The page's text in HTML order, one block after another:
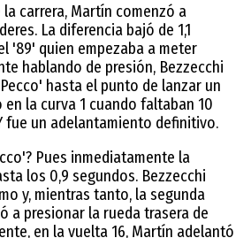
carrera, Martín comenzó a
La diferencia bajó de 1,1
'89' quien empezaba a meter
hablando de presión, Bezzecchi
hasta el punto de lanzar un
la curva 1 cuando faltaban 10
fue un adelantamiento definitivo.
Pues inmediatamente la
los 0,9 segundos. Bezzecchi
y, mientras tanto, la segunda
a presionar la rueda trasera de
en la vuelta 16, Martín adelantó